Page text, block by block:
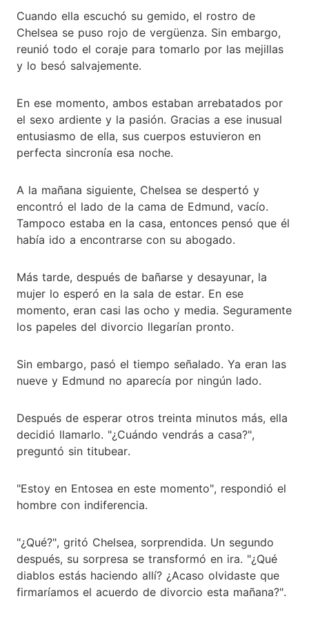
Cuando ella escuchó su gemido, el rostro de
Chelsea se puso rojo de vergüenza. Sin embargo,
reunió todo el coraje para tomarlo por las mejillas
y lo besó salvajemente.
En ese momento, ambos estaban arrebatados por
el sexo ardiente y la pasión. Gracias a ese inusual
entusiasmo de ella, sus cuerpos estuvieron en
perfecta sincronía esa noche.
A la mañana siguiente, Chelsea se despertó y
encontró el lado de la cama de Edmund, vacío.
Tampoco estaba en la casa, entonces pensó que él
había ido a encontrarse con su abogado.
Más tarde, después de bañarse y desayunar, la
mujer lo esperó en la sala de estar. En ese
momento, eran casi las ocho y media. Seguramente
los papeles del divorcio llegarían pronto.
Sin embargo, pasó el tiempo señalado. Ya eran las
nueve y Edmund no aparecía por ningún lado.
Después de esperar otros treinta minutos más, ella
decidió llamarlo. "¿Cuándo vendrás a casa?",
preguntó sin titubear.
"Estoy en Entosea en este momento", respondió el
hombre con indiferencia.
"¿Qué?", gritó Chelsea, sorprendida. Un segundo
después, su sorpresa se transformó en ira. "¿Qué
diablos estás haciendo allí? ¿Acaso olvidaste que
firmaríamos el acuerdo de divorcio esta mañana?".